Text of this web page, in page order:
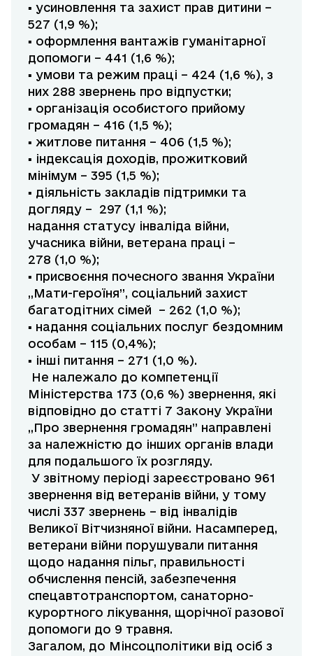
▪ усиновлення та захист прав дитини –
527 (1,9 %);
▪ оформлення вантажів гуманітарної
допомоги – 441 (1,6 %);
▪ умови та режим праці – 424 (1,6 %), з
них 288 звернень про відпустки;
▪ організація особистого прийому
громадян – 416 (1,5 %);
▪ житлове питання – 406 (1,5 %);
▪ індексація доходів, прожитковий
мінімум – 395 (1,5 %);
▪ діяльність закладів підтримки та
догляду – 297 (1,1 %);
надання статусу інваліда війни,
учасника війни, ветерана праці –
278 (1,0 %);
▪ присвоєння почесного звання України
„Мати-героїня”, соціальний захист
багатодітних сімей – 262 (1,0 %);
▪ надання соціальних послуг бездомним
особам – 115 (0,4%);
▪ інші питання – 271 (1,0 %).
Не належало до компетенції
Міністерства 173 (0,6 %) звернення, які
відповідно до статті 7 Закону України
„Про звернення громадян” направлені
за належністю до інших органів влади
для подальшого їх розгляду.
У звітному періоді зареєстровано 961
звернення від ветеранів війни, у тому
числі 337 звернень – від інвалідів
Великої Вітчизняної війни. Насамперед,
ветерани війни порушували питання
щодо надання пільг, правильності
обчислення пенсій, забезпечення
спецавтотранспортом, санаторно-
курортного лікування, щорічної разової
допомоги до 9 травня.
Загалом, до Мінсоцполітики від осіб з